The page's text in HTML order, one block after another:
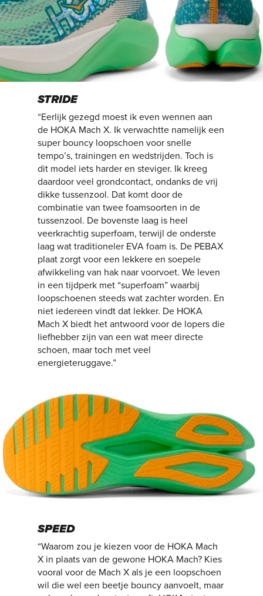
STRIDE
“Eerlijk gezegd moest ik even wennen aan
de HOKA Mach X. Ik verwachtte namelijk een
super bouncy loopschoen voor snelle
tempo’s, trainingen en wedstrijden. Toch is
dit model iets harder en steviger. Ik kreeg
daardoor veel grondcontact, ondanks de vrij
dikke tussenzool. Dat komt door de
combinatie van twee foamsoorten in de
tussenzool. De bovenste laag is heel
veerkrachtig superfoam, terwijl de onderste
laag wat traditioneler EVA foam is. De PEBAX
plaat zorgt voor een lekkere en soepele
afwikkeling van hak naar voorvoet. We leven
in een tijdperk met “superfoam” waarbij
loopschoenen steeds wat zachter worden. En
niet iedereen vindt dat lekker. De HOKA
Mach X biedt het antwoord voor de lopers die
liefhebber zijn van een wat meer directe
schoen, maar toch met veel
energieteruggave.”
SPEED
“Waarom zou je kiezen voor de HOKA Mach
X in plaats van de gewone HOKA Mach? Kies
vooral voor de Mach X als je een loopschoen
wil die wel een beetje bouncy aanvoelt, maar